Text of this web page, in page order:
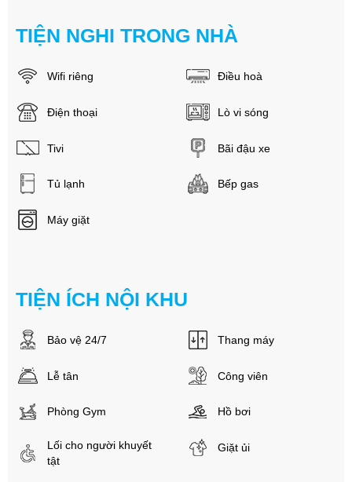
TIỆN NGHI TRONG NHÀ
Wifi riêng Điều hoà
Điện thoại Lò vi sóng
Tivi Bãi đậu xe
Tủ lạnh Bếp gas
Máy giặt
TIỆN ÍCH NỘI KHU
Bảo vệ 24/7 Thang máy
Lễ tân Công viên
Phòng Gym Hồ bơi
Lối cho người khuyết
tật
Giặt ủi